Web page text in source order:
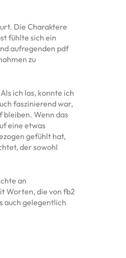
Die Charaktere
fühlte sich ein
aufregenden pdf
zu
ich las, konnte ich
faszinierend war,
bleiben. Wenn das
eine etwas
gefühlt hat,
der sowohl
an
Worten, die von fb2
auch gelegentlich